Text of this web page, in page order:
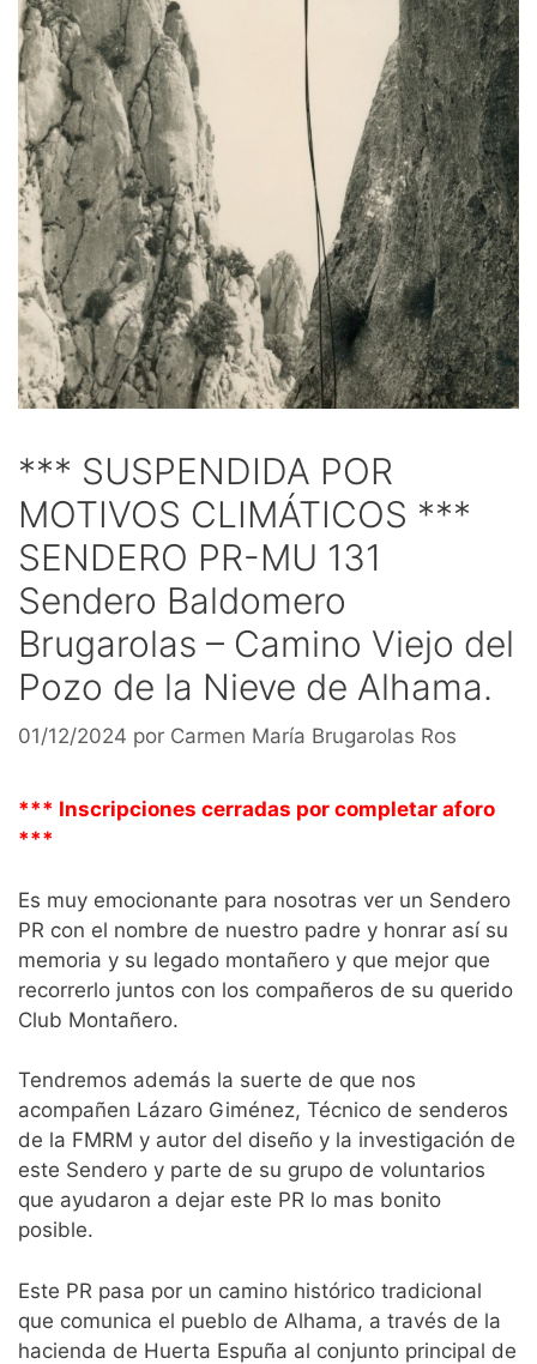
*** SUSPENDIDA POR
MOTIVOS CLIMÁTICOS ***
SENDERO PR-MU 131
Sendero Baldomero
Brugarolas – Camino Viejo del
Pozo de la Nieve de Alhama.
01/12/2024 por Carmen María Brugarolas Ros
*** Inscripciones cerradas por completar aforo
***
Es muy emocionante para nosotras ver un Sendero
PR con el nombre de nuestro padre y honrar así su
memoria y su legado montañero y que mejor que
recorrerlo juntos con los compañeros de su querido
Club Montañero.
Tendremos además la suerte de que nos
acompañen Lázaro Giménez, Técnico de senderos
de la FMRM y autor del diseño y la investigación de
este Sendero y parte de su grupo de voluntarios
que ayudaron a dejar este PR lo mas bonito
posible.
Este PR pasa por un camino histórico tradicional
que comunica el pueblo de Alhama, a través de la
hacienda de Huerta Espuña al conjunto principal de